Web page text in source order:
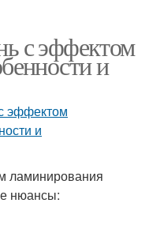
с эффектом
и
ламинирования
нюансы: